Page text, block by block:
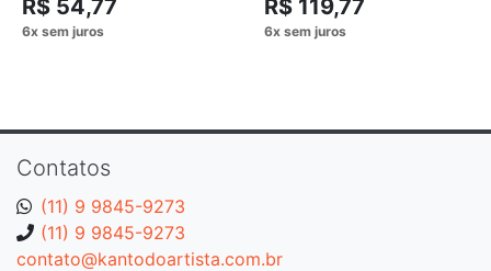
R$ 54,77 R$ 119,77
Contatos
(11) 9 9845-9273
(11) 9 9845-9273
contato@kantodoartista.com.br